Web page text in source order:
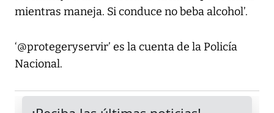
mientras maneja. Si conduce no beba alcohol’.
‘@protegeryservir’ es la cuenta de la Policía
Nacional.